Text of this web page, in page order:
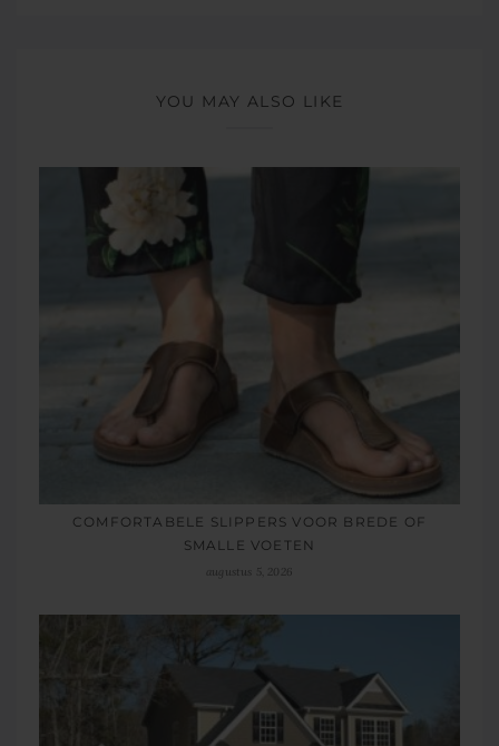
YOU MAY ALSO LIKE
COMFORTABELE SLIPPERS VOOR BREDE OF
SMALLE VOETEN
augustus 5, 2026